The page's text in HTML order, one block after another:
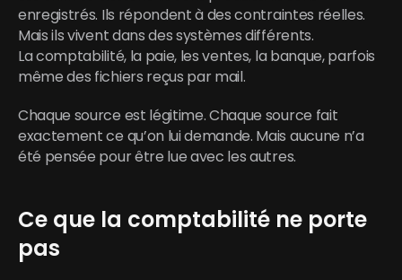
enregistrés. Ils répondent à des contraintes réelles.
Mais ils vivent dans des systèmes différents.
La comptabilité, la paie, les ventes, la banque, parfois
même des fichiers reçus par mail.
Chaque source est légitime. Chaque source fait
exactement ce qu’on lui demande. Mais aucune n’a
été pensée pour être lue avec les autres.
Ce que la comptabilité ne porte
pas